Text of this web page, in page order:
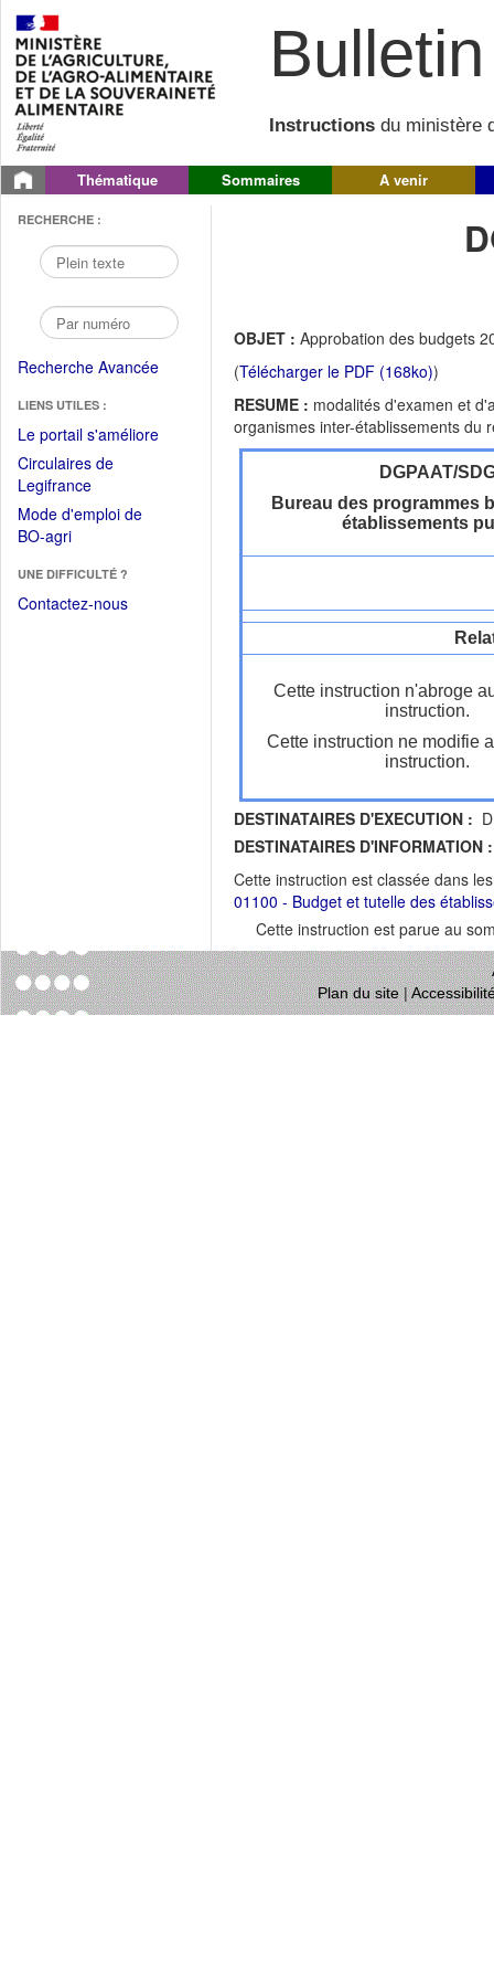
Instructions du ministère
Thématique Sommaires A venir
RECHERCHE :
Recherche Avancée
LIENS UTILES :
Le portail s'améliore(Fichier
Circulaires de
Legifrance(Ouvrir
dans
une
fenêtre)
Mode d'emploi de
BO-agri(Ouvrir
une
nouvelle
UNE DIFFICULTÉ ?
Contactez-nous
OBJET : Approbation des budgets
(Télécharger le PDF (168ko))
RESUME : modalités d'examen et
organismes inter-établissements du
DGPAAT/
Bureau des programmes
établissements
Cette instruction n'abroge
instruction.
Cette instruction ne modifie
instruction.
DESTINATAIRES D'EXECUTION :
DESTINATAIRES D'INFORMATION :
Cette instruction est classée dans
01100 - Budget et tutelle des
Cette instruction est parue au
Plan du site|